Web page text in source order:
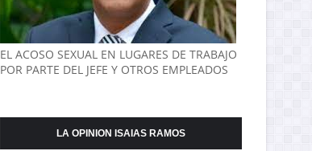
EL ACOSO SEXUAL EN LUGARES DE TRABAJO
POR PARTE DEL JEFE Y OTROS EMPLEADOS
LA OPINION ISAIAS RAMOS